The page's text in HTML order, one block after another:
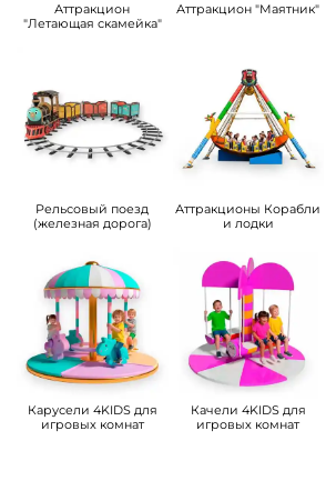
Аттракцион
"Летающая скамейка"
Аттракцион "Маятник"
Рельсовый поезд
(железная дорога)
Аттракционы Корабли
и лодки
Карусели 4KIDS для
игровых комнат
Качели 4KIDS для
игровых комнат